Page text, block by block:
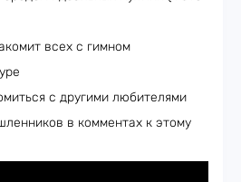
всех с гимном
с другими любителями
в комментах к этому